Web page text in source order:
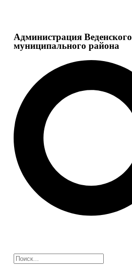
Администрация Веденского
муниципального района